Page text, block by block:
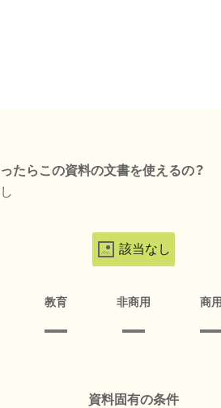
たらこの資料の文書を使えるの？
該当なし
教育 非商用 商用
資料固有の条件